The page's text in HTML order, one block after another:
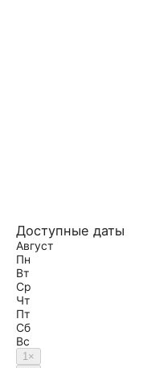
Доступные даты
Август
Пн
Вт
Ср
Чт
Пт
Сб
Вс
1×